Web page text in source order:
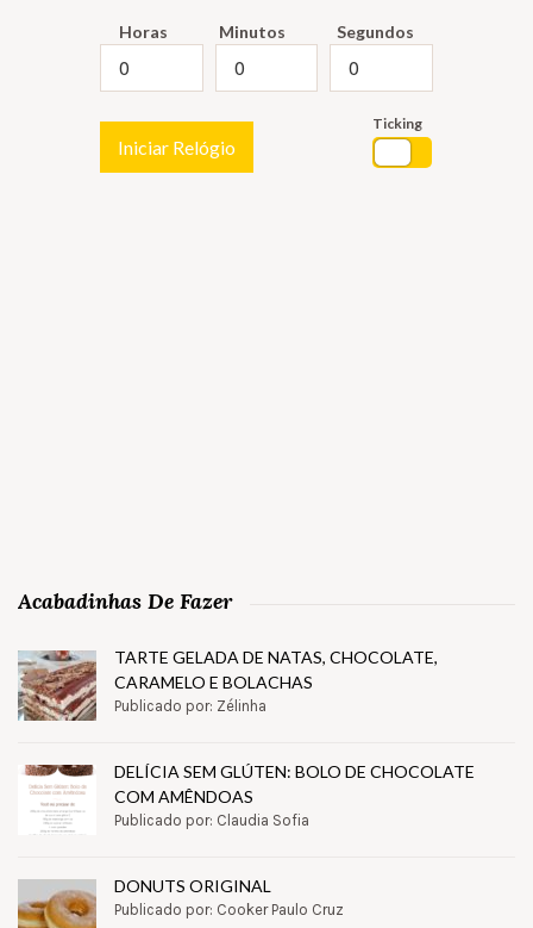
Horas Minutos Segundos
Iniciar Relógio
Ticking
Acabadinhas De Fazer
TARTE GELADA DE NATAS, CHOCOLATE,
CARAMELO E BOLACHAS
Publicado por: Zélinha
DELÍCIA SEM GLÚTEN: BOLO DE CHOCOLATE
COM AMÊNDOAS
Publicado por: Claudia Sofia
DONUTS ORIGINAL
Publicado por: Cooker Paulo Cruz